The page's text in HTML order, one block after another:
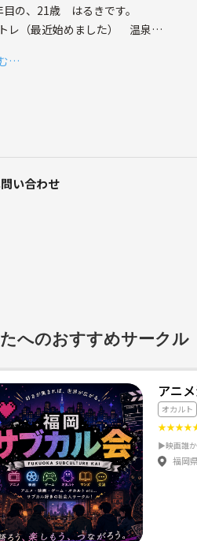
目の、21歳 はるきです。
レ（最近始めました） 温泉
く休日を過ごせる仲間が
です。
探し、様々な目的がある方が
ますが大歓迎です😊
けましょう🙆‍♂️
ところがありますが
いイベントができるように
す。
方がいたら気軽にメッセージ
ださい。お待ちしてます😊
…
い合わせ
へのおすすめサークル
アニ
オカルト
★★★★
福岡